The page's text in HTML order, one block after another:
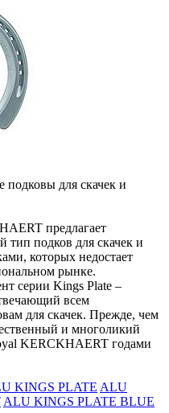
для скачек и
предлагает
подков для скачек и
которых недостает
рынке.
серии Kings Plate –
всем
для скачек. Прежде, чем
и многоликий
KERCKHAERT годами
KINGS PLATE ALU
ALU KINGS PLATE BLUE